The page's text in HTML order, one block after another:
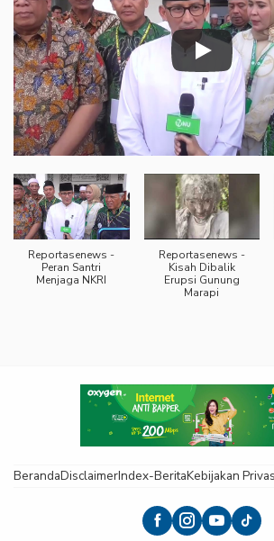
Reportasenews -
Peran Santri
Menjaga NKRI
Reportasenews -
Kisah Dibalik
Erupsi Gunung
Marapi
BerandaDisclaimerIndex-BeritaKebijakan